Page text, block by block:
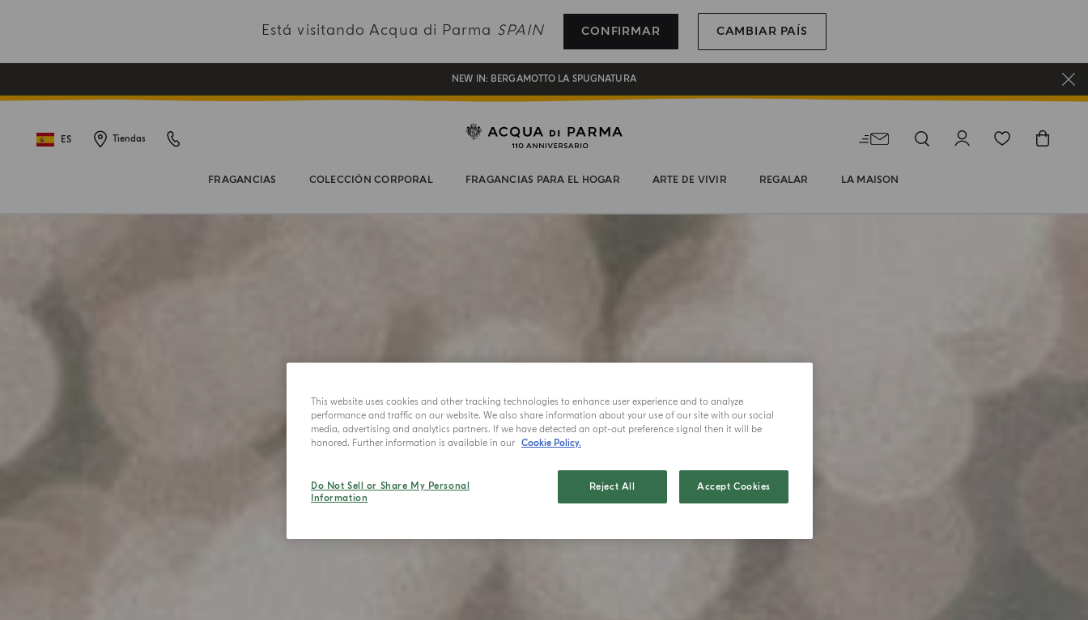
Está visitando Acqua di Parma SPAIN CONFIRMAR CAMBIAR PAÍS
REGALO EN TODOS LOS PEDIDOS SUPERIORES A 180€
BERGAMOTTO LA SPUGNATURA
ENVÍO GRATUITO EN PEDIDOS SUPERIORES A 120€
REGALO EN TODOS LOS PEDIDOS SUPERIORES A 180€
NEW IN:BERGAMOTTO LA SPUGNATURA
ES Tiendas
FRAGANCIAS COLECCIÓN CORPORAL FRAGANCIAS PARA EL HOGAR ARTE DE VIVIR REGALAR LA MAISON
This website uses cookies and other tracking technologies to enhance user experience and to analyze
performance and traffic on our website. We also share information about your use of our site with our social
media, advertising and analytics partners. If we have detected an opt-out preference signal then it will be
honored. Further information is available in our Cookie Policy.
Do Not Sell or Share My Personal
Information
Reject All Accept Cookies